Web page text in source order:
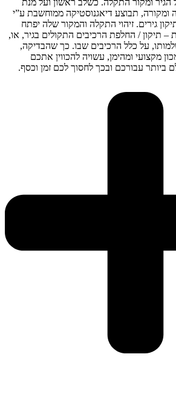
הגיר ומקור התקלה. כשלב ראשון ועל מנת
תבוצע דיאגנוסטיקה ממוחשבת ע”י
גירים. זיהוי התקלה והמקור שלה יפתח
– תיקון / החלפת הרכיבים התקולים בגיר, או,
על כלל הרכיבים שבו. כך שהבדיקה,
מקצועי ומהימן, עשויה להכווין אתכם
ביותר עבורכם ובכך לחסוך לכם זמן וכסף.